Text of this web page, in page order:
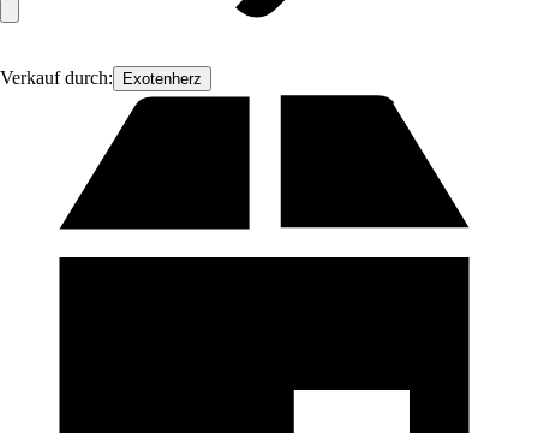
Verkauf durch: Exotenherz